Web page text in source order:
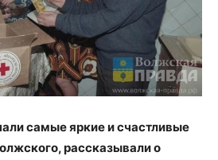
самые яркие и счастливые
рассказывали о